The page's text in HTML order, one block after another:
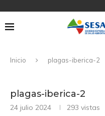
Inicio plagas-iberica-2
plagas-iberica-2
24 julio 2024 293 vistas